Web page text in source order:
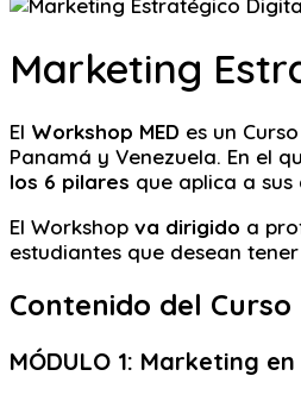
Marketing
El Workshop MED es un
Panamá y Venezuela. En el
los 6 pilares que aplica a sus
El Workshop va dirigido a
estudiantes que desean
Contenido del Curso
MÓDULO 1: Marketing